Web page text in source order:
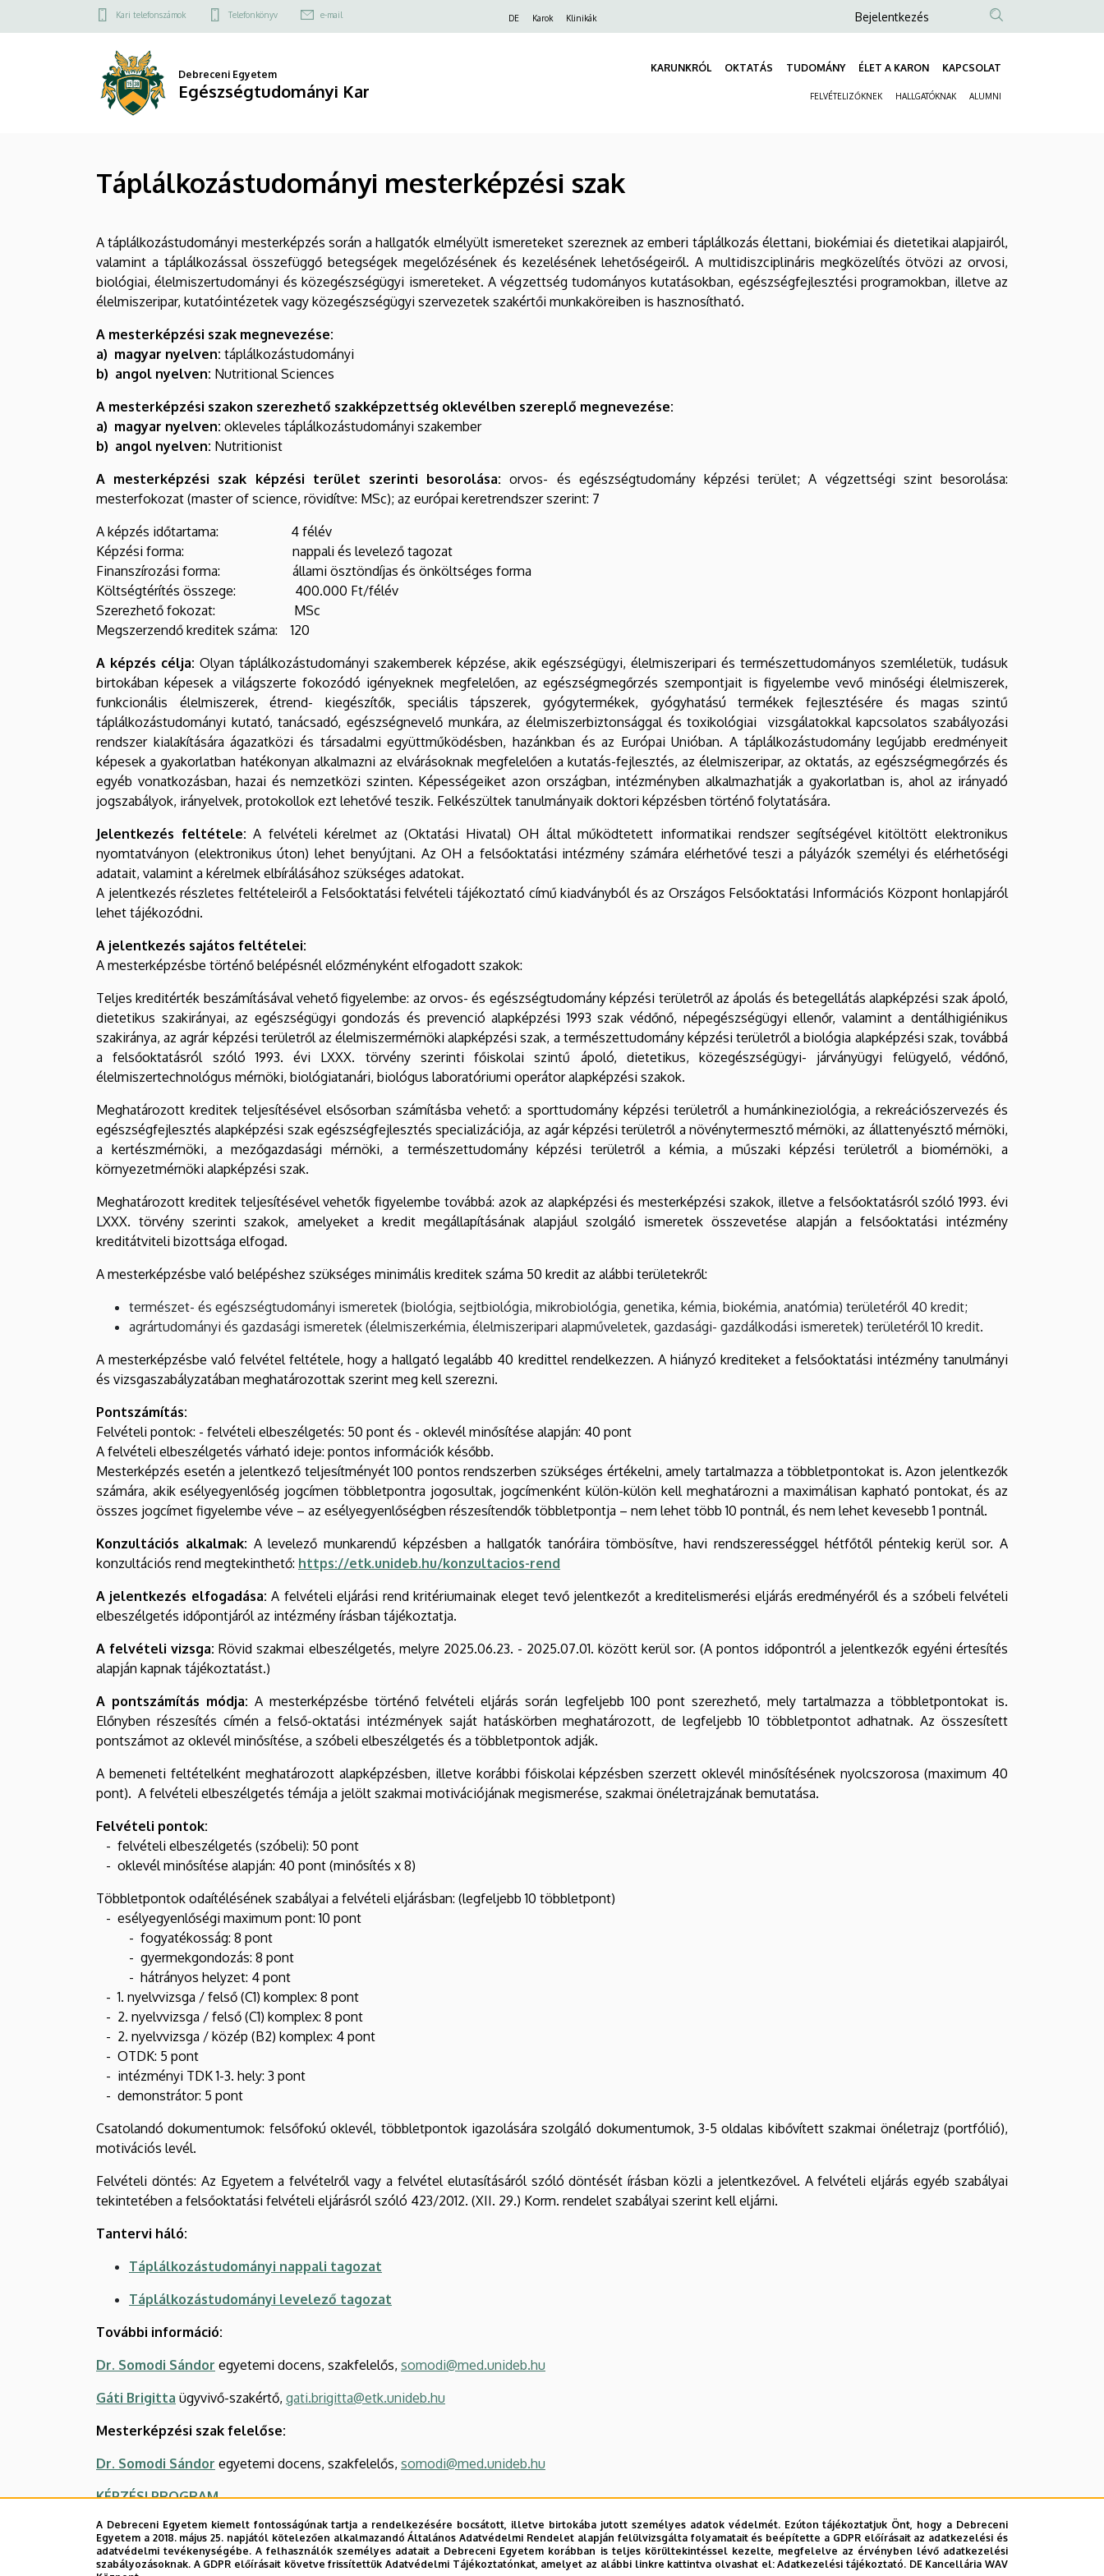
Táplálkozástudományi
mesterképzési
a
Felső
menü
Kari telefonszámok Telefonkönyv e-mail DE Karok Klinikák
Anonim
fiók
menüje
Bejelentkezés
Debreceni Egyetem
Egészségtudományi Kar
KARUNKRÓL OKTATÁS TUDOMÁNY ÉLET A KARON KAPCSOLAT
FELVÉTELIZŐKNEK HALLGATÓKNAK ALUMNI
Táplálkozástudományi mesterképzési szak
A táplálkozástudományi mesterképzés során a hallgatók elmélyült ismereteket szereznek az emberi táplálkozás élettani, biokémiai és dietetikai alapjairól,
valamint a táplálkozással összefüggő betegségek megelőzésének és kezelésének lehetőségeiről. A multidiszciplináris megközelítés ötvözi az orvosi,
biológiai, élelmiszertudományi és közegészségügyi ismereteket. A végzettség tudományos kutatásokban, egészségfejlesztési programokban, illetve az
élelmiszeripar, kutatóintézetek vagy közegészségügyi szervezetek szakértői munkaköreiben is hasznosítható.
A mesterképzési szak megnevezése:
a) magyar nyelven: táplálkozástudományi
b) angol nyelven: Nutritional Sciences
A mesterképzési szakon szerezhető szakképzettség oklevélben szereplő megnevezése:
a) magyar nyelven: okleveles táplálkozástudományi szakember
b) angol nyelven: Nutritionist
A mesterképzési szak képzési terület szerinti besorolása: orvos- és egészségtudomány képzési terület; A végzettségi szint besorolása:
mesterfokozat (master of science, rövidítve: MSc); az európai keretrendszer szerint: 7
A képzés időtartama: 4 félév
Képzési forma: nappali és levelező tagozat
Finanszírozási forma: állami ösztöndíjas és önköltséges forma
Költségtérítés összege: 400.000 Ft/félév
Szerezhető fokozat: MSc
Megszerzendő kreditek száma: 120
A képzés célja: Olyan táplálkozástudományi szakemberek képzése, akik egészségügyi, élelmiszeripari és természettudományos szemléletük, tudásuk
birtokában képesek a világszerte fokozódó igényeknek megfelelően, az egészségmegőrzés szempontjait is figyelembe vevő minőségi élelmiszerek,
funkcionális élelmiszerek, étrend- kiegészítők, speciális tápszerek, gyógytermékek, gyógyhatású termékek fejlesztésére és magas szintű
táplálkozástudományi kutató, tanácsadó, egészségnevelő munkára, az élelmiszerbiztonsággal és toxikológiai vizsgálatokkal kapcsolatos szabályozási
rendszer kialakítására ágazatközi és társadalmi együttműködésben, hazánkban és az Európai Unióban. A táplálkozástudomány legújabb eredményeit
képesek a gyakorlatban hatékonyan alkalmazni az elvárásoknak megfelelően a kutatás-fejlesztés, az élelmiszeripar, az oktatás, az egészségmegőrzés és
egyéb vonatkozásban, hazai és nemzetközi szinten. Képességeiket azon országban, intézményben alkalmazhatják a gyakorlatban is, ahol az irányadó
jogszabályok, irányelvek, protokollok ezt lehetővé teszik. Felkészültek tanulmányaik doktori képzésben történő folytatására.
Jelentkezés feltétele: A felvételi kérelmet az (Oktatási Hivatal) OH által működtetett informatikai rendszer segítségével kitöltött elektronikus
nyomtatványon (elektronikus úton) lehet benyújtani. Az OH a felsőoktatási intézmény számára elérhetővé teszi a pályázók személyi és elérhetőségi
adatait, valamint a kérelmek elbírálásához szükséges adatokat.
A jelentkezés részletes feltételeiről a Felsőoktatási felvételi tájékoztató című kiadványból és az Országos Felsőoktatási Információs Központ honlapjáról
lehet tájékozódni.
A jelentkezés sajátos feltételei:
A mesterképzésbe történő belépésnél előzményként elfogadott szakok:
Teljes kreditérték beszámításával vehető figyelembe: az orvos- és egészségtudomány képzési területről az ápolás és betegellátás alapképzési szak ápoló,
dietetikus szakirányai, az egészségügyi gondozás és prevenció alapképzési 1993 szak védőnő, népegészségügyi ellenőr, valamint a dentálhigiénikus
szakiránya, az agrár képzési területről az élelmiszermérnöki alapképzési szak, a természettudomány képzési területről a biológia alapképzési szak, továbbá
a felsőoktatásról szóló 1993. évi LXXX. törvény szerinti főiskolai szintű ápoló, dietetikus, közegészségügyi- járványügyi felügyelő, védőnő,
élelmiszertechnológus mérnöki, biológiatanári, biológus laboratóriumi operátor alapképzési szakok.
Meghatározott kreditek teljesítésével elsősorban számításba vehető: a sporttudomány képzési területről a humánkineziológia, a rekreációszervezés és
egészségfejlesztés alapképzési szak egészségfejlesztés specializációja, az agár képzési területről a növénytermesztő mérnöki, az állattenyésztő mérnöki,
a kertészmérnöki, a mezőgazdasági mérnöki, a természettudomány képzési területről a kémia, a műszaki képzési területről a biomérnöki, a
környezetmérnöki alapképzési szak.
Meghatározott kreditek teljesítésével vehetők figyelembe továbbá: azok az alapképzési és mesterképzési szakok, illetve a felsőoktatásról szóló 1993. évi
LXXX. törvény szerinti szakok, amelyeket a kredit megállapításának alapjául szolgáló ismeretek összevetése alapján a felsőoktatási intézmény
kreditátviteli bizottsága elfogad.
A mesterképzésbe való belépéshez szükséges minimális kreditek száma 50 kredit az alábbi területekről:
természet- és egészségtudományi ismeretek (biológia, sejtbiológia, mikrobiológia, genetika, kémia, biokémia, anatómia) területéről 40 kredit;
agrártudományi és gazdasági ismeretek (élelmiszerkémia, élelmiszeripari alapműveletek, gazdasági- gazdálkodási ismeretek) területéről 10 kredit.
A mesterképzésbe való felvétel feltétele, hogy a hallgató legalább 40 kredittel rendelkezzen. A hiányzó krediteket a felsőoktatási intézmény tanulmányi
és vizsgaszabályzatában meghatározottak szerint meg kell szerezni.
Pontszámítás:
Felvételi pontok: - felvételi elbeszélgetés: 50 pont és - oklevél minősítése alapján: 40 pont
A felvételi elbeszélgetés várható ideje: pontos információk később.
Mesterképzés esetén a jelentkező teljesítményét 100 pontos rendszerben szükséges értékelni, amely tartalmazza a többletpontokat is. Azon jelentkezők
számára, akik esélyegyenlőség jogcímen többletpontra jogosultak, jogcímenként külön-külön kell meghatározni a maximálisan kapható pontokat, és az
összes jogcímet figyelembe véve – az esélyegyenlőségben részesítendők többletpontja – nem lehet több 10 pontnál, és nem lehet kevesebb 1 pontnál.
Konzultációs alkalmak: A levelező munkarendű képzésben a hallgatók tanóráira tömbösítve, havi rendszerességgel hétfőtől péntekig kerül sor. A
konzultációs rend megtekinthető: https://etk.unideb.hu/konzultacios-rend
A jelentkezés elfogadása:A felvételi eljárási rend kritériumainak eleget tevő jelentkezőt a kreditelismerési eljárás eredményéről és a szóbeli felvételi
elbeszélgetés időpontjáról az intézmény írásban tájékoztatja.
A felvételi vizsga: Rövid szakmai elbeszélgetés, melyre 2025.06.23. - 2025.07.01. között kerül sor. (A pontos időpontról a jelentkezők egyéni értesítés
alapján kapnak tájékoztatást.)
A pontszámítás módja: A mesterképzésbe történő felvételi eljárás során legfeljebb 100 pont szerezhető, mely tartalmazza a többletpontokat is.
Előnyben részesítés címén a felső-oktatási intézmények saját hatáskörben meghatározott, de legfeljebb 10 többletpontot adhatnak. Az összesített
pontszámot az oklevél minősítése, a szóbeli elbeszélgetés és a többletpontok adják.
A bemeneti feltételként meghatározott alapképzésben, illetve korábbi főiskolai képzésben szerzett oklevél minősítésének nyolcszorosa (maximum 40
pont). A felvételi elbeszélgetés témája a jelölt szakmai motivációjának megismerése, szakmai önéletrajzának bemutatása.
Felvételi pontok:
- felvételi elbeszélgetés (szóbeli): 50 pont
- oklevél minősítése alapján: 40 pont (minősítés x 8)
Többletpontok odaítélésének szabályai a felvételi eljárásban: (legfeljebb 10 többletpont)
- esélyegyenlőségi maximum pont: 10 pont
- fogyatékosság: 8 pont
- gyermekgondozás: 8 pont
- hátrányos helyzet: 4 pont
- 1. nyelvvizsga / felső (C1) komplex: 8 pont
- 2. nyelvvizsga / felső (C1) komplex: 8 pont
- 2. nyelvvizsga / közép (B2) komplex: 4 pont
- OTDK: 5 pont
- intézményi TDK 1-3. hely: 3 pont
- demonstrátor: 5 pont
Csatolandó dokumentumok: felsőfokú oklevél, többletpontok igazolására szolgáló dokumentumok, 3-5 oldalas kibővített szakmai önéletrajz (portfólió),
motivációs levél.
Felvételi döntés: Az Egyetem a felvételről vagy a felvétel elutasításáról szóló döntését írásban közli a jelentkezővel. A felvételi eljárás egyéb szabályai
tekintetében a felsőoktatási felvételi eljárásról szóló 423/2012. (XII. 29.) Korm. rendelet szabályai szerint kell eljárni.
Tantervi háló:
Táplálkozástudományi nappali tagozat
Táplálkozástudományi levelező tagozat
További információ:
Dr. Somodi Sándor egyetemi docens, szakfelelős, somodi@med.unideb.hu
Gáti Brigitta ügyvivő-szakértő, gati.brigitta@etk.unideb.hu
Mesterképzési szak felelőse:
Dr. Somodi Sándor egyetemi docens, szakfelelős, somodi@med.unideb.hu
KÉPZÉSI PROGRAM
Képzési és kimeneti követelmények
Záróvizsga tételsor 2026. június
A Debreceni Egyetem kiemelt fontosságúnak tartja a rendelkezésére bocsátott, illetve birtokába jutott személyes adatok védelmét. Ezúton tájékoztatjuk Önt, hogy a Debreceni
Egyetem a 2018. május 25. napjától kötelezően alkalmazandó Általános Adatvédelmi Rendelet alapján felülvizsgálta folyamatait és beépítette a GDPR előírásait az adatkezelési és
adatvédelmi tevékenységébe. A felhasználók személyes adatait a Debreceni Egyetem korábban is teljes körültekintéssel kezelte, megfelelve az érvényben lévő adatkezelési
szabályozásoknak. A GDPR előírásait követve frissítettük Adatvédelmi Tájékoztatónkat, amelyet az alábbi linkre kattintva olvashat el:Adatkezelési tájékoztató. DE Kancellária WAV